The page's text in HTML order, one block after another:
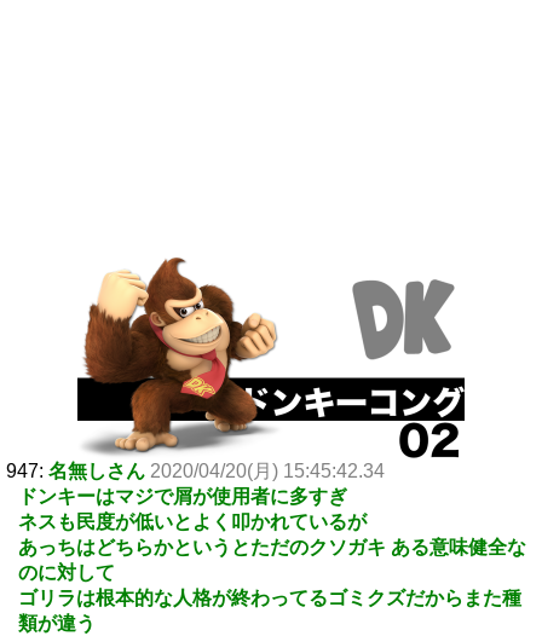
947: 名無しさん 2020/04/20(月) 15:45:42.34
ドンキーはマジで屑が使用者に多すぎ
ネスも民度が低いとよく叩かれているが
あっちはどちらかというとただのクソガキ ある意味健全な
のに対して
ゴリラは根本的な人格が終わってるゴミクズだからまた種
類が違う